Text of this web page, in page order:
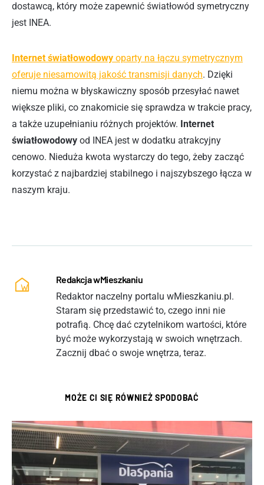
dostawcą, który może zapewnić światłowód symetryczny
jest INEA.
Internet światłowodowy oparty na łączu symetrycznym
oferuje niesamowitą jakość transmisji danych. Dzięki
niemu można w błyskawiczny sposób przesyłać nawet
większe pliki, co znakomicie się sprawdza w trakcie pracy,
a także uzupełnianiu różnych projektów. Internet
światłowodowy od INEA jest w dodatku atrakcyjny
cenowo. Nieduża kwota wystarczy do tego, żeby zacząć
korzystać z najbardziej stabilnego i najszybszego łącza w
naszym kraju.
Redakcja wMieszkaniu
Redaktor naczelny portalu wMieszkaniu.pl.
Staram się przedstawić to, czego inni nie
potrafią. Chcę dać czytelnikom wartości, które
być może wykorzystają w swoich wnętrzach.
Zacznij dbać o swoje wnętrza, teraz.
MOŻE CI SIĘ RÓWNIEŻ SPODOBAĆ